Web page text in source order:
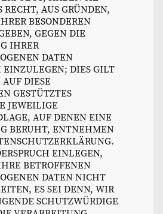
RECHT, AUS GRÜNDEN,
BESONDEREN
GEGEN DIE
IHRER
DATEN
EINZULEGEN; DIES GILT
DIESE
GESTÜTZTES
JEWEILIGE
AUF DENEN EINE
BERUHT, ENTNEHMEN
EINLEGEN,
BETROFFENEN
DATEN NICHT
ES SEI DENN, WIR
SCHUTZWÜRDIGE